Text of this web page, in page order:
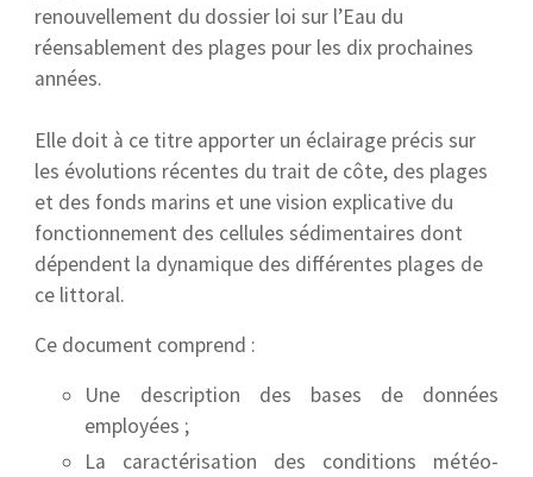
renouvellement du dossier loi sur l’Eau du
réensablement des plages pour les dix prochaines
années.
Elle doit à ce titre apporter un éclairage précis sur
les évolutions récentes du trait de côte, des plages
et des fonds marins et une vision explicative du
fonctionnement des cellules sédimentaires dont
dépendent la dynamique des différentes plages de
ce littoral.
Ce document comprend :
Une description des bases de données
employées ;
La caractérisation des conditions météo-